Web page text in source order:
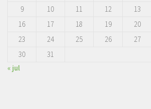
9
10 11 12 13
16
17 18 19 20
23
24 25 26 27
30
31
« jul